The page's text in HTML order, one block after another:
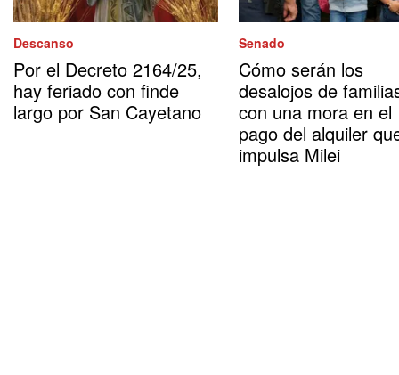
Descanso
Por el Decreto 2164/25,
hay feriado con finde
largo por San Cayetano
Senado
Cómo serán los
desalojos de
con una mora en el
pago del alquiler
impulsa Milei